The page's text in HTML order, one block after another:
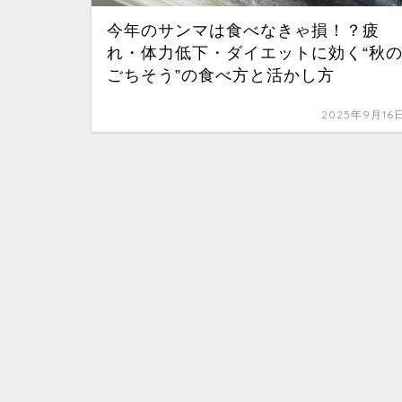
今年のサンマは食べなきゃ損！？疲
れ・体力低下・ダイエットに効く“秋の
ごちそう”の食べ方と活かし方
2025年9月16